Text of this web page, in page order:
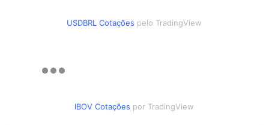
USDBRL Cotações pelo TradingView
IBOV Cotações por TradingView